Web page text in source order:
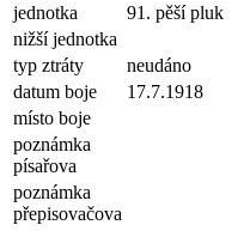
jednotka
91. pěší pluk
nižší jednotka
typ ztráty
neudáno
datum boje
17.7.1918
místo boje
poznámka
písařova
poznámka
přepisovačova